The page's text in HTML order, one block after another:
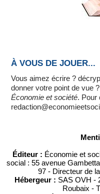
À VOUS DE JOUER...
Vous aimez écrire ?
donner votre point de vue
Économie et société. Pour
Éditeur : Économie et
social : 55 avenue
97 - Directeur de
Hébergeur : SAS OVH -
Roubaix -